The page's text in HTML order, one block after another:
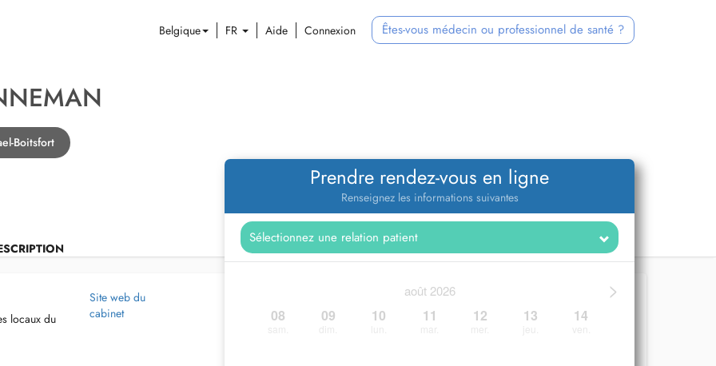
Belgique FR Aide Connexion Êtes-vous médecin ou professionnel de santé ?
Boitsfort
Prendre rendez-vous en ligne
Renseignez les informations suivantes
>
août 2026
08 09 10 11 12 13 14
locaux du
Site web du
cabinet